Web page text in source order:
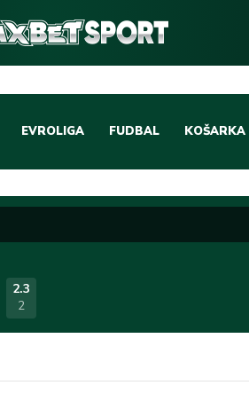
EVROLIGA FUDBAL
DOMAĆI FUDBAL
LIGE PETICE
KOŠARKA
EVROLIGA
ABA LIGA
2.3
2